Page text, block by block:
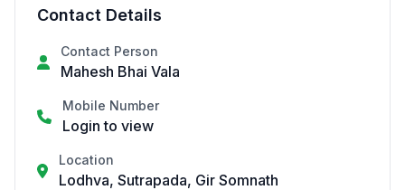
Contact Details
Contact Person
Mahesh Bhai Vala
Mobile Number
Login to view
Location
Lodhva, Sutrapada, Gir Somnath